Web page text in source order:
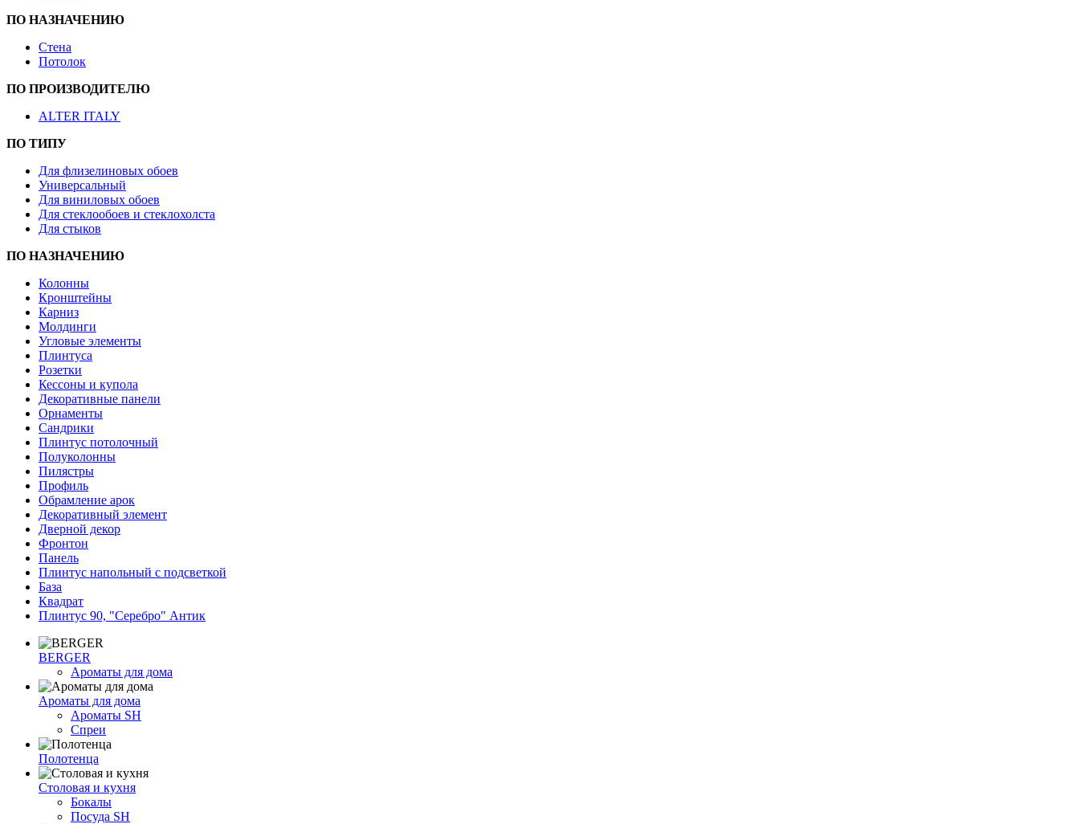
ПО НАЗНАЧЕНИЮ
Стена
Потолок
ПО ПРОИЗВОДИТЕЛЮ
ALTER ITALY
ПО ТИПУ
Для флизелиновых обоев
Универсальный
Для виниловых обоев
Для стеклообоев и стеклохолста
Для стыков
ПО НАЗНАЧЕНИЮ
Колонны
Кронштейны
Карниз
Молдинги
Угловые элементы
Плинтуса
Розетки
Кессоны и купола
Декоративные панели
Орнаменты
Сандрики
Плинтус потолочный
Полуколонны
Пилястры
Профиль
Обрамление арок
Декоративный элемент
Дверной декор
Фронтон
Панель
Плинтус напольный с подсветкой
База
Квадрат
Плинтус 90, "Серебро" Антик
BERGER
Ароматы для дома
Ароматы для дома
Ароматы SH
Спреи
Полотенца
Столовая и кухня
Бокалы
Посуда SH